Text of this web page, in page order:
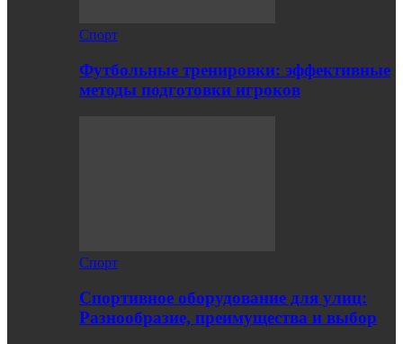
Спорт
Футбольные тренировки: эффективные
методы подготовки игроков
Спорт
Спортивное оборудование для улиц:
Разнообразие, преимущества и выбор